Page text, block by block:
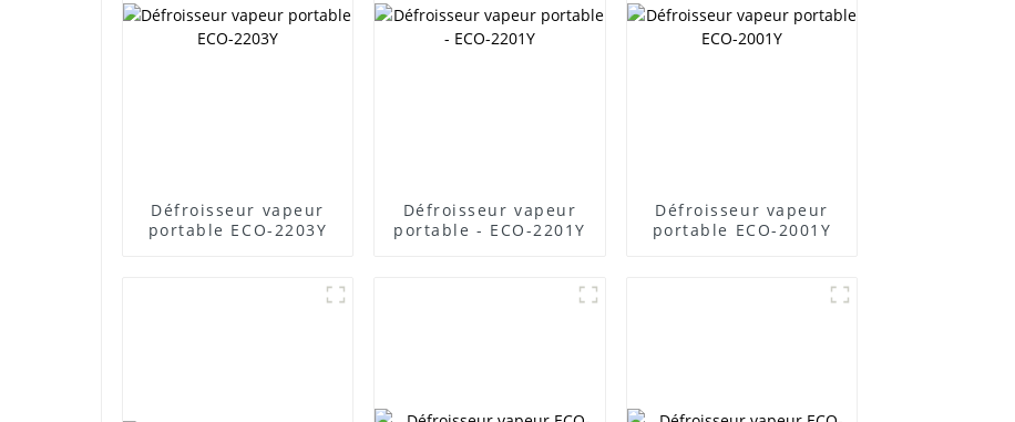
Défroisseur vapeur
portable ECO-2203Y
Défroisseur vapeur
portable - ECO-2201Y
Défroisseur vapeur
portable ECO-2001Y